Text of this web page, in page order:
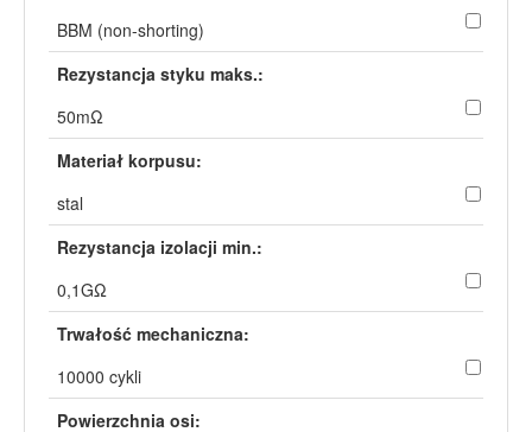
BBM (non-shorting)
Rezystancja styku maks.:
50mΩ
Materiał korpusu:
stal
Rezystancja izolacji min.:
0,1GΩ
Trwałość mechaniczna:
10000 cykli
Powierzchnia osi: